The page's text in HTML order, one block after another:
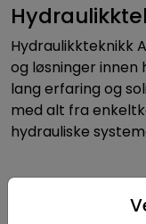
Hydraulikkteknikk
og løsninger innen
lang erfaring og
med alt fra
hydrauliske
Nyttige